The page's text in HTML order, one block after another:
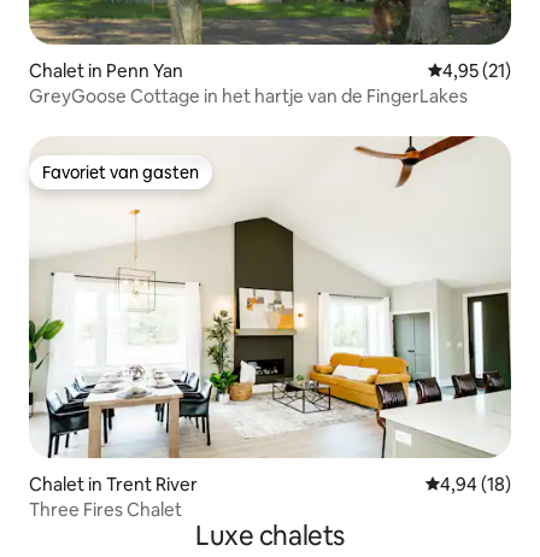
Chalet in Penn Yan Gemiddelde
4,95 (21)
GreyGoose Cottage in het hartje van de FingerLakes
Favoriet van gasten
Favoriet van gasten
Chalet in Trent River Gemiddelde
4,94 (18)
Three Fires Chalet
Luxe chalets